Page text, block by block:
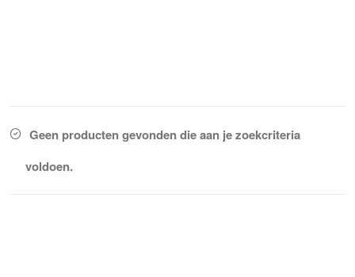
Geen producten gevonden die aan je zoekcriteria
voldoen.